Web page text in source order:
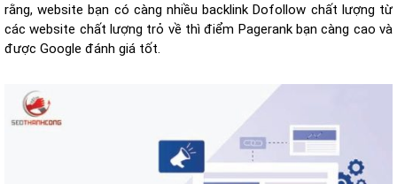
rằng, website bạn có càng nhiều backlink Dofollow chất lượng từ
các website chất lượng trỏ về thì điểm Pagerank bạn càng cao và
được Google đánh giá tốt.